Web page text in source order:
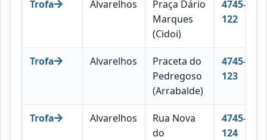
Trofa Alvarelhos
Praça Dário
Marques
(Cidoi)
4745-
122
Trofa Alvarelhos
Praceta do
Pedregoso
(Arrabalde)
4745-
123
Trofa Alvarelhos
Rua Nova
do
4745-
124